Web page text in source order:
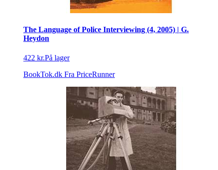
The Language of Police Interviewing (4, 2005) | G.
Heydon
422 kr.På lager
BookTok.dk Fra PriceRunner